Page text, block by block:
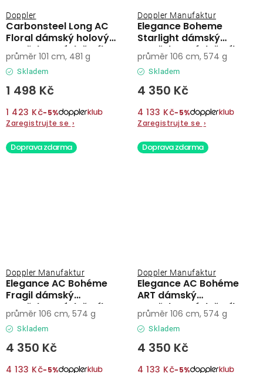
Carbonsteel Long AC
Floral dámský holový
vystřelovací deštník
Doppler
Skladem
1 498 Kč
1 423 Kč−5%
Zaregistrujte se ›
průměr 101 cm, 481 g
Elegance Boheme
Starlight dámský
vystřelovací deštník
Doppler Manufaktur
Skladem
4 350 Kč
4 133 Kč−5%
Zaregistrujte se ›
průměr 106 cm, 574 g
Doprava zdarma
Elegance AC Bohéme
Fragil dámský
vystřelovací deštník
Doppler Manufaktur
Skladem
4 350 Kč
4 133 Kč−5%
průměr 106 cm, 574 g
Doprava zdarma
Elegance AC Bohéme
ART dámský
vystřelovací deštník
Doppler Manufaktur
Skladem
4 350 Kč
4 133 Kč−5%
průměr 106 cm, 574 g